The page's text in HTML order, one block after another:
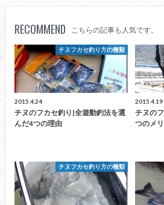
RECOMMEND こちらの記事も人気です。
チヌフカセ釣り方の種類
2015.4.24
チヌのフカセ釣り|全遊動釣法を選
んだ4つの理由
2015.4.19
チヌの
つのメ
チヌフカセ釣り方の種類